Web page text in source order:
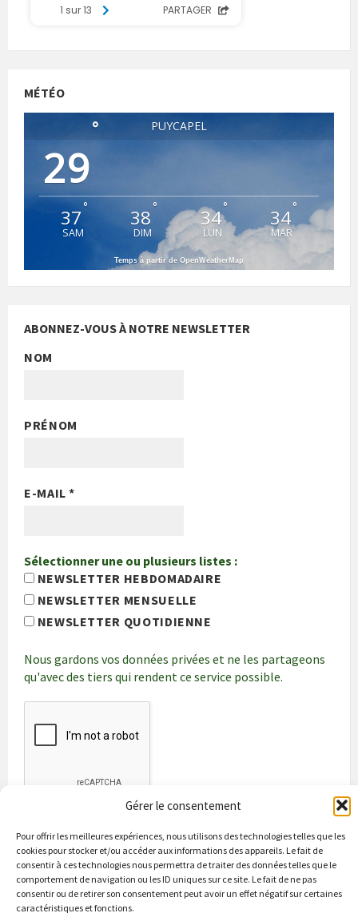
Gérer le consentement
Pour offrir les meilleures expériences, nous utilisons des technologies telles que les
cookies pour stocker et/ou accéder aux informations des appareils. Le fait de
consentir à ces technologies nous permettra de traiter des données telles que le
comportement de navigation ou les ID uniques sur ce site. Le fait de ne pas
consentir ou de retirer son consentement peut avoir un effet négatif sur certaines
caractéristiques et fonctions.
MÉTÉO
PUYCAPEL
29
°
37°
SAM
38 °
DIM
34°
LUN
34°
MAR
Temps à partir de OpenWeatherMap
ABONNEZ-VOUS À NOTRE NEWSLETTER
NOM
PRÉNOM
E-MAIL*
Sélectionner une ou plusieurs listes :
NEWSLETTER HEBDOMADAIRE
NEWSLETTER MENSUELLE
NEWSLETTER QUOTIDIENNE
Nous gardons vos données privées et ne les partageons
qu'avec des tiers qui rendent ce service possible.